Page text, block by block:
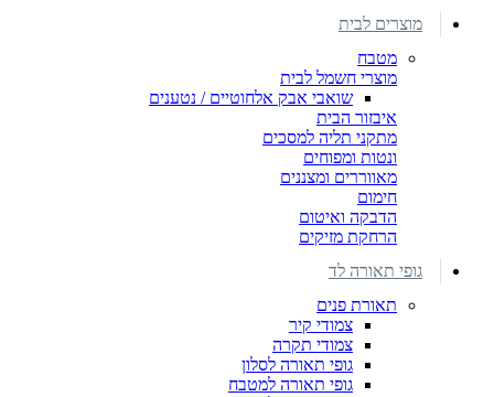
מוצרים לבית
מטבח
מוצרי חשמל לבית
שואבי אבק אלחוטיים / נטענים
איבזור הבית
מתקני תליה למסכים
ונטות ומפוחים
מאווררים ומצננים
חימום
הדבקה ואיטום
הרחקת מזיקים
גופי תאורה לד
תאורת פנים
צמודי קיר
צמודי תקרה
גופי תאורה לסלון
גופי תאורה למטבח